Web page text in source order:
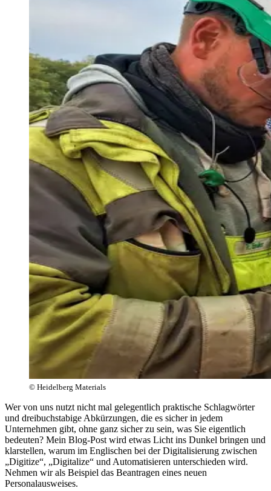
© Heidelberg Materials
Wer von uns nutzt nicht mal gelegentlich praktische Schlagwörter
und dreibuchstabige Abkürzungen, die es sicher in jedem
Unternehmen gibt, ohne ganz sicher zu sein, was Sie eigentlich
bedeuten? Mein Blog-Post wird etwas Licht ins Dunkel bringen und
klarstellen, warum im Englischen bei der Digitalisierung zwischen
„Digitize“, „Digitalize“ und Automatisieren unterschieden wird.
Nehmen wir als Beispiel das Beantragen eines neuen
Personalausweises.